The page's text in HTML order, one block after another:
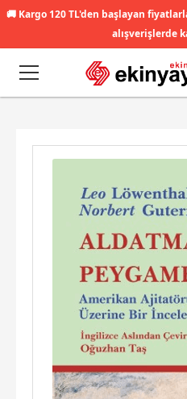
🚚 Kargo 120 TL'den başlayan
alışverişlerde